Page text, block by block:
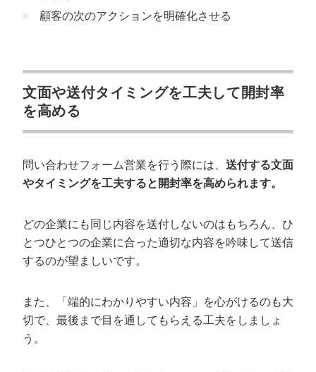
顧客の次のアクションを明確化させる
文面や送付タイミングを工夫して開封率
を高める
問い合わせフォーム営業を行う際には、 送付する文面
やタイミングを工夫すると開封率を高められます。
どの企業にも同じ内容を送付しないのはもちろん、ひ
とつひとつの企業に合った適切な内容を吟味して送信
するのが望ましいです。
また、「端的にわかりやすい内容」を心がけるのも大
切で、最後まで目を通してもらえる工夫をしましょ
う。